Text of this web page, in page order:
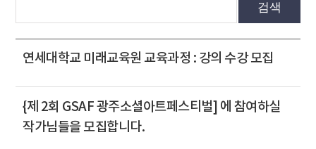
검색
연세대학교 미래교육원 교육과정 : 강의 수강 모집
{제 2회 GSAF 광주소셜아트페스티벌] 에 참여하실
작가님들을 모집합니다.